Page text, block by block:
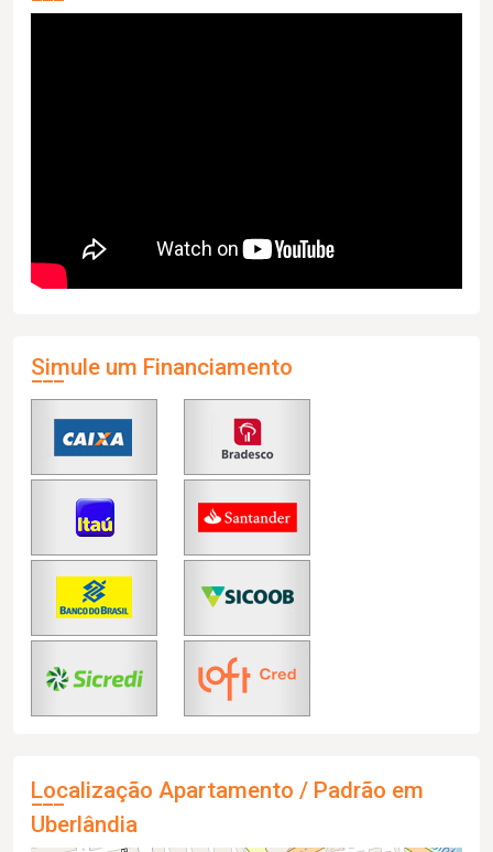
Simule um Financiamento
Localização Apartamento / Padrão em
Uberlândia